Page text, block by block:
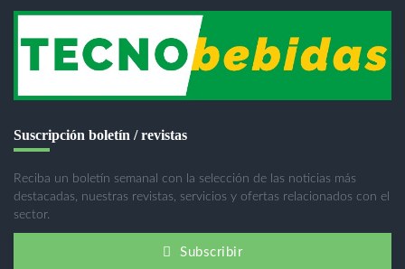
Suscripción boletín / revistas
Reciba un boletín semanal con la selección de las noticias más
destacadas, nuestras revistas, servicios y ofertas relacionados con el
sector.
Subscribir